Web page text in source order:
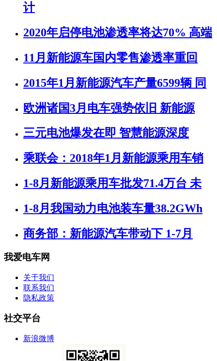
计
2020年启停电池渗透率将达70% 高端
11月新能源车国内零售渗透率重回
2015年1月新能源汽车产量6599辆 同
欧洲诸国3月电车强势依旧 新能源
三元电池爆发在即 智慧能源深度
乘联会：2018年1月新能源乘用车销
1-8月新能源乘用车批发71.4万台 未
1-8月我国动力电池装车量38.2GWh
商务部：新能源汽车带动下 1-7月
我爱电车网
关于我们
联系我们
隐私政策
社交平台
新浪微博